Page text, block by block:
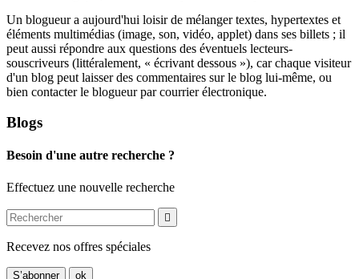
Un blogueur a aujourd'hui loisir de mélanger textes, hypertextes et
éléments multimédias (image, son, vidéo, applet) dans ses billets ; il
peut aussi répondre aux questions des éventuels lecteurs-
souscriveurs (littéralement, « écrivant dessous »), car chaque visiteur
d'un blog peut laisser des commentaires sur le blog lui-même, ou
bien contacter le blogueur par courrier électronique.
Blogs
Besoin d'une autre recherche ?
Effectuez une nouvelle recherche

Recevez nos offres spéciales